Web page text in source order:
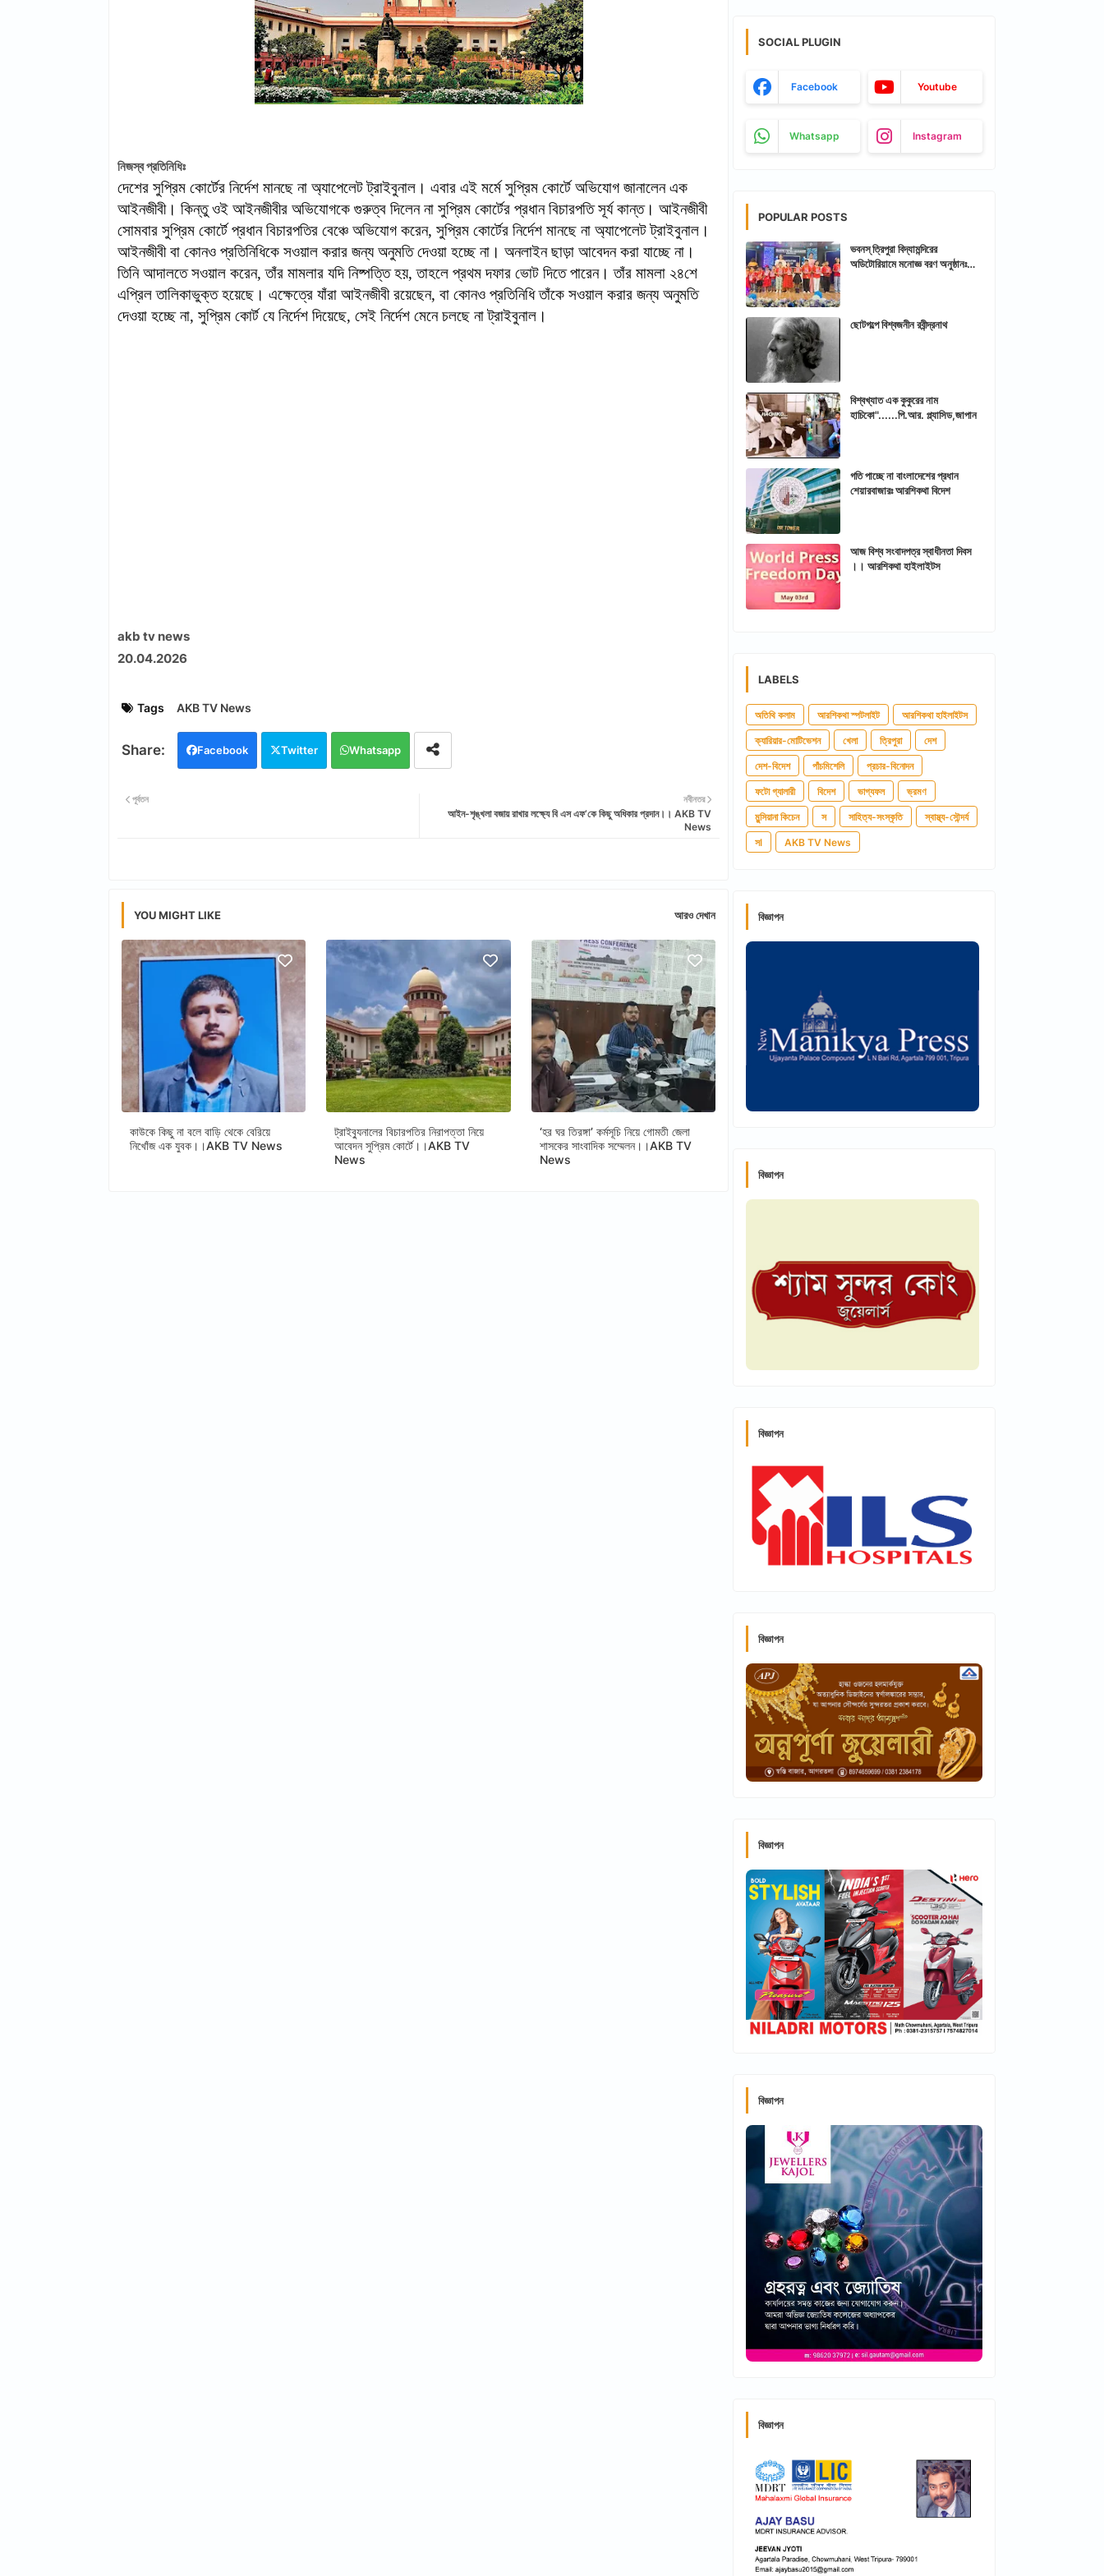
নিজস্ব প্রতিনিধিঃ
দেশের সুপ্রিম কোর্টের নির্দেশ মানছে না অ্যাপেলেট ট্রাইবুনাল। এবার এই মর্মে সুপ্রিম কোর্টে অভিযোগ জানালেন এক
আইনজীবী। কিন্তু ওই আইনজীবীর অভিযোগকে গুরুত্ব দিলেন না সুপ্রিম কোর্টের প্রধান বিচারপতি সূর্য কান্ত। আইনজীবী
সোমবার সুপ্রিম কোর্টে প্রধান বিচারপতির বেঞ্চে অভিযোগ করেন, সুপ্রিম কোর্টের নির্দেশ মানছে না অ্যাপেলেট ট্রাইবুনাল।
আইনজীবী বা কোনও প্রতিনিধিকে সওয়াল করার জন্য অনুমতি দেওয়া হচ্ছে না। অনলাইন ছাড়া আবেদন করা যাচ্ছে না।
তিনি আদালতে সওয়াল করেন, তাঁর মামলার যদি নিষ্পত্তি হয়, তাহলে প্রথম দফার ভোট দিতে পারেন। তাঁর মামলা ২৪শে
এপ্রিল তালিকাভুক্ত হয়েছে। এক্ষেত্রে যাঁরা আইনজীবী রয়েছেন, বা কোনও প্রতিনিধি তাঁকে সওয়াল করার জন্য অনুমতি
দেওয়া হচ্ছে না, সুপ্রিম কোর্ট যে নির্দেশ দিয়েছে, সেই নির্দেশ মেনে চলছে না ট্রাইবুনাল।
akb tv news
20.04.2026
Tags AKB TV News
Facebook Twitter Whatsapp
নবীনতর
আইন-শৃঙ্খলা বজায় রাখার লক্ষ্যে বি এস এফ’কে কিছু অধিকার প্রদান।। AKB TV
News
পূর্বতন
YOU MIGHT LIKE আরও দেখান
কাউকে কিছু না বলে বাড়ি থেকে বেরিয়ে
নিখোঁজ এক যুবক।।AKB TV News
ট্রাইব্যুনালের বিচারপতির নিরাপত্তা নিয়ে
আবেদন সুপ্রিম কোর্টে।।AKB TV
News
‘হর ঘর তিরঙ্গা’ কর্মসূচি নিয়ে গোমতী জেলা
শাসকের সাংবাদিক সম্মেলন।।AKB TV
News
SOCIAL PLUGIN
Facebook Youtube
Whatsapp Instagram
POPULAR POSTS
ভবনস্ ত্রিপুরা বিদ্যামন্দিরের
অডিটোরিয়ামে মনোজ্ঞ বরণ অনুষ্ঠানঃ
ছোটগল্পে বিশ্বজনীন রবীন্দ্রনাথ
বিশ্বখ্যাত এক কুকুরের নাম
হাচিকো"......পি.আর. প্ল্যাসিড,জাপান
গতি পাচ্ছে না বাংলাদেশের প্রধান
শেয়ারবাজারঃ আরশিকথা বিদেশ
আজ বিশ্ব সংবাদপত্র স্বাধীনতা দিবস
।। আরশিকথা হাইলাইটস
LABELS
অতিথি কলাম আরশিকথা স্পটলাইট আরশিকথা হাইলাইটস
ক্যারিয়ার-মোটিভেশন খেলা ত্রিপুরা দেশ
দেশ-বিদেশ পাঁচমিশেলি প্রচার-বিনোদন
ফটো গ্যালারী বিদেশ ভাগ্যফল ভ্রমণ
মুন্সিয়ানা কিচেন স সাহিত্য-সংস্কৃতি স্বাস্থ্য-সৌন্দর্য
সl AKB TV News
বিজ্ঞাপন
বিজ্ঞাপন
বিজ্ঞাপন
বিজ্ঞাপন
বিজ্ঞাপন
বিজ্ঞাপন
বিজ্ঞাপন